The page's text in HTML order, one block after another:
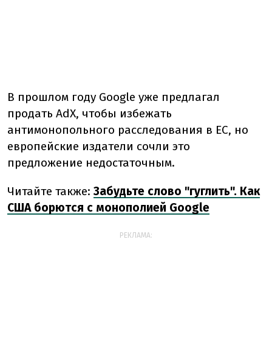
В прошлом году Google уже предлагал
продать AdX, чтобы избежать
антимонопольного расследования в ЕС, но
европейские издатели сочли это
предложение недостаточным.
Читайте также: Забудьте слово "гуглить". Как
США борются с монополией Google
РЕКЛАМА: